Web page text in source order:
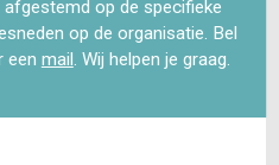
op de specifieke
op de organisatie. Bel
een mail. Wij helpen je graag.